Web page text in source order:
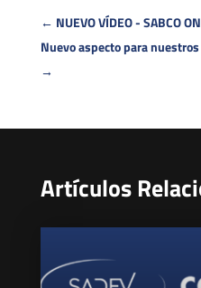
← NUEVO VÍDEO - SABCO
Nuevo aspecto para
→
Artículos